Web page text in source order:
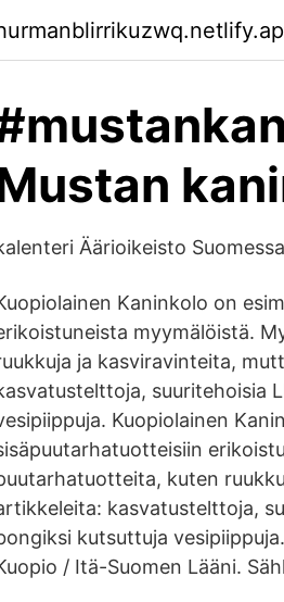
Äärioikeisto Suomessa
Kaninkolo on
myymälöistä.
ja kasviravinteita,
suuritehoisia
Kuopiolainen
kuten
kasvatustelttoja,
kutsuttuja
/ Itä-Suomen Lääni.